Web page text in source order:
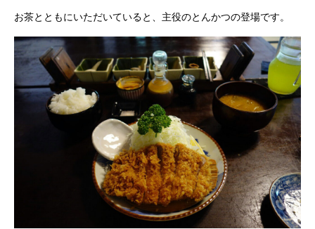
お茶とともにいただいていると、主役のとんかつの登場です。